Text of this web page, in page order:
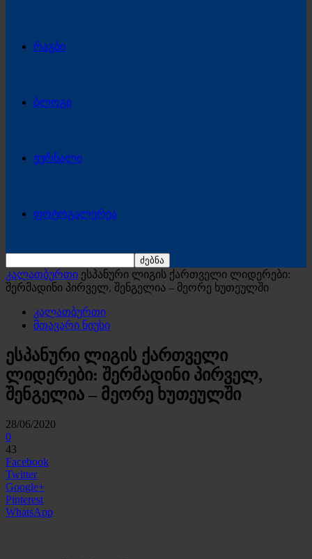
რაგბი
ბლოგი
ჟურნალი
ფოტოგალერეა
კალათბურთი ესპანური ლიგის ქართველი ლიდერები:
შერმადინი პირველ, შენგელია – მეორე ხუთეულში
კალათბურთი
მთავარი ნიუსი
ესპანური ლიგის ქართველი
ლიდერები: შერმადინი პირველ,
შენგელია – მეორე ხუთეულში
28/06/2020
0
43
Facebook
Twitter
Google+
Pinterest
WhatsApp